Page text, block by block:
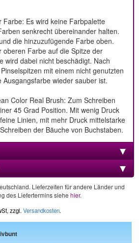
Farbe: Es wird keine Farbpalette
senkrecht übereinander halten.
die hinzuzufügende Farbe oben.
oberen Farbe auf die Spitze der
wird dabei nicht beschädigt. Nach
mit einem nicht genutzten
Ausgangsfarbe wieder sauber ist.
Color Real Brush: Zum Schreiben
45 Grad Position. Mit wenig Druck
Linien, mit mehr Druck mittelstarke
der Bäuche von Buchstaben.
Lieferzeiten für andere Länder und
des Liefertermins siehe hier.
zzgl. Versandkosten.